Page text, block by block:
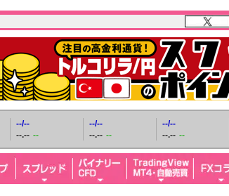
--/--
--.-- --
--/--
--.-- --
--/--
--.-- --